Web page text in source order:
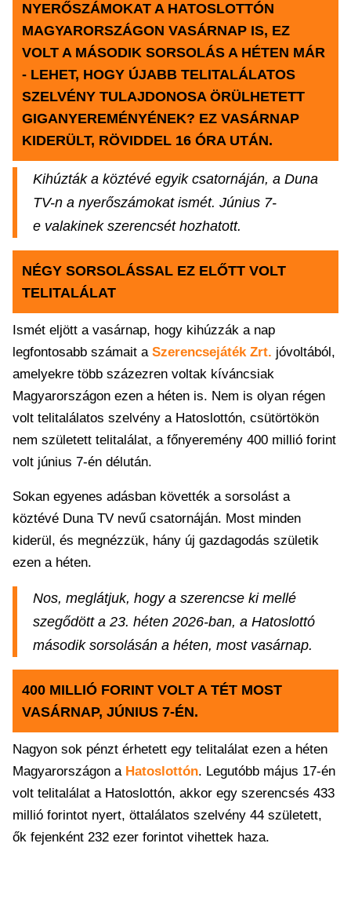
NYERŐSZÁMOKAT A HATOSLOTTÓN
MAGYARORSZÁGON VASÁRNAP IS, EZ
VOLT A MÁSODIK SORSOLÁS A HÉTEN MÁR
- LEHET, HOGY ÚJABB TELITALÁLATOS
SZELVÉNY TULAJDONOSA ÖRÜLHETETT
GIGANYEREMÉNYÉNEK? EZ VASÁRNAP
KIDERÜLT, RÖVIDDEL 16 ÓRA UTÁN.
Kihúzták a köztévé egyik csatornáján, a Duna
TV-n a nyerőszámokat ismét. Június 7-
e valakinek szerencsét hozhatott.
NÉGY SORSOLÁSSAL EZ ELŐTT VOLT
TELITALÁLAT
Ismét eljött a vasárnap, hogy kihúzzák a nap
legfontosabb számait a Szerencsejáték Zrt. jóvoltából,
amelyekre több százezren voltak kíváncsiak
Magyarországon ezen a héten is. Nem is olyan régen
volt telitalálatos szelvény a Hatoslottón, csütörtökön
nem született telitalálat, a főnyeremény 400 millió forint
volt június 7-én délután.
Sokan egyenes adásban követték a sorsolást a
köztévé Duna TV nevű csatornáján. Most minden
kiderül, és megnézzük, hány új gazdagodás születik
ezen a héten.
Nos, meglátjuk, hogy a szerencse ki mellé
szegődött a 23. héten 2026-ban, a Hatoslottó
második sorsolásán a héten, most vasárnap.
400 MILLIÓ FORINT VOLT A TÉT MOST
VASÁRNAP, JÚNIUS 7-ÉN.
Nagyon sok pénzt érhetett egy telitalálat ezen a héten
Magyarországon a Hatoslottón. Legutóbb május 17-én
volt telitalálat a Hatoslottón, akkor egy szerencsés 433
millió forintot nyert, öttalálatos szelvény 44 született,
ők fejenként 232 ezer forintot vihettek haza.